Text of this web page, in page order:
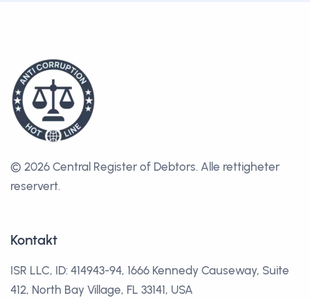
© 2026 Central Register of Debtors. Alle rettigheter
reservert.
Kontakt
ISR LLC, ID: 414943-94, 1666 Kennedy Causeway, Suite
412, North Bay Village, FL 33141, USA